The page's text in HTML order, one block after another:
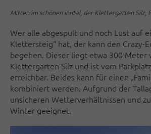
Mitten im schönen Inntal, der Klettergarten Silz,
Wer alle abgespult und noch Lust auf
Klettersteig“ hat, der kann den Crazy-
begehen. Dieser liegt etwa 300 Meter
Klettergarten Silz und ist vom
erreichbar. Beides kann für einen
kombiniert werden. Aufgrund der
unsicheren Wetterverhältnissen und
Winter geeignet.